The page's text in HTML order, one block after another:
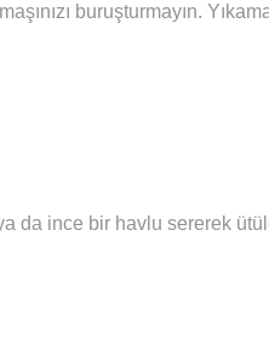
buruşturmayın.
da ince bir havlu sererek